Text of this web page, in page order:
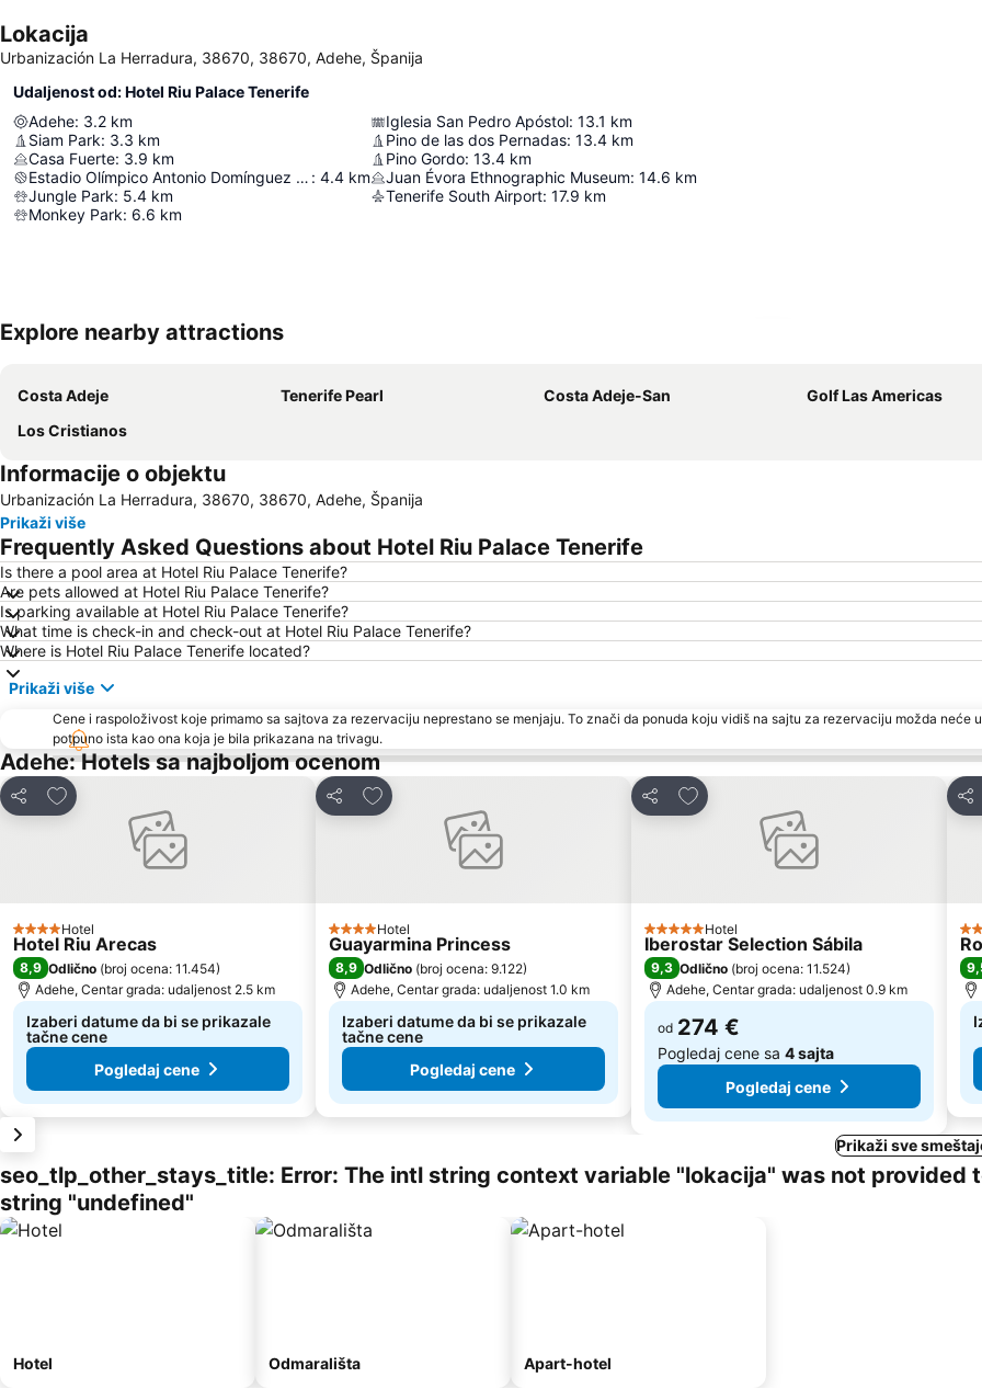
Lokacija
Urbanización La Herradura, 38670, 38670, Adehe, Španija
Udaljenost od: Hotel Riu Palace Tenerife
Adehe: 3.2 km
Siam Park: 3.3 km
Casa Fuerte: 3.9 km
Estadio Olímpico Antonio Domínguez Alfonso : 4.4 km
Jungle Park: 5.4 km
Monkey Park: 6.6 km
Iglesia San Pedro Apóstol: 13.1 km
Pino de las dos Pernadas: 13.4 km
Pino Gordo: 13.4 km
Juan Évora Ethnographic Museum: 14.6 km
Tenerife South Airport: 17.9 km
Explore nearby attractions
Costa Adeje Tenerife Pearl Costa Adeje-San
Golf Las Americas
Los Cristianos
Informacije o objektu
Urbanización La Herradura, 38670, 38670, Adehe, Španija
Prikaži više
Frequently Asked Questions about Hotel Riu Palace Tenerife
Is there a pool area at Hotel Riu Palace Tenerife?
Are pets allowed at Hotel Riu Palace Tenerife?
Is parking available at Hotel Riu Palace Tenerife?
What time is check-in and check-out at Hotel Riu Palace Tenerife?
Where is Hotel Riu Palace Tenerife located?
Prikaži više
Cene i raspoloživost koje primamo sa sajtova za rezervaciju neprestano se menjaju. To znači da ponuda koju vidiš na sajtu za rezervaciju možda neće
potpuno ista kao ona koja je bila prikazana na trivagu.
Adehe: Hotels sa najboljom ocenom
Deli
Dodati u favorite
4 Zvezdice
Hotel
Hotel Riu Arecas
8,9 Odlično (broj ocena: 11.454)
Adehe, Centar grada: udaljenost 2.5 km
Izaberi datume da bi se prikazale
tačne cene
Pogledaj cene
Deli
Dodati u favorite
4 Zvezdice
Hotel
Guayarmina Princess
8,9 Odlično (broj ocena: 9.122)
Adehe, Centar grada: udaljenost 1.0 km
Izaberi datume da bi se prikazale
tačne cene
Pogledaj cene
Deli
Dodati u favorite
5 Zvezdice
Hotel
Iberostar Selection Sábila
9,3 Odlično (broj ocena: 11.524)
Adehe, Centar grada: udaljenost 0.9 km
od 274 €
Pogledaj cene sa 4 sajta
Pogledaj cene
Deli
5
Prikaži sve
seo_tlp_other_stays_title: Error: The intl string context variable "lokacija" was not provided
string "undefined"
Hotel Odmarališta Apart-hotel